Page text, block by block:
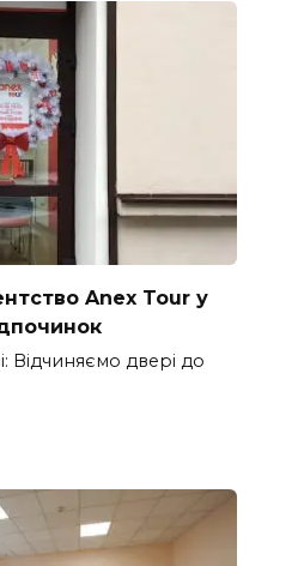
Anex Tour у
Відчиняємо двері до